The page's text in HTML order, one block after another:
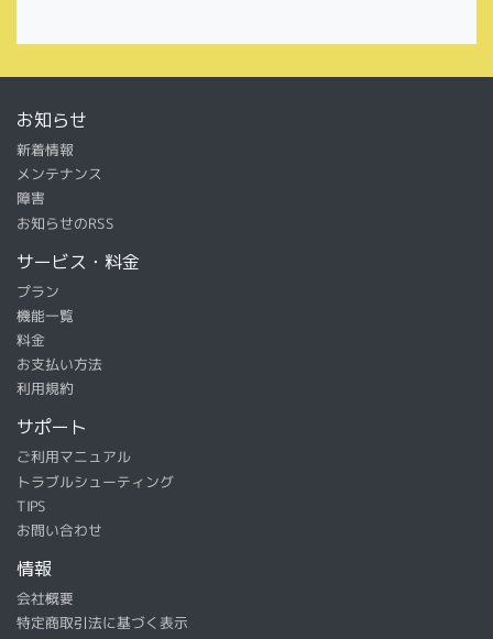
お知らせ
新着情報
メンテナンス
障害
お知らせのRSS
サービス・料金
プラン
機能一覧
料金
お支払い方法
利用規約
サポート
ご利用マニュアル
トラブルシューティング
TIPS
お問い合わせ
情報
会社概要
特定商取引法に基づく表示